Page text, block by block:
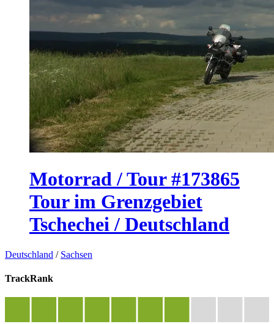
Motorrad / Tour #173865
Tour im Grenzgebiet
Tschechei / Deutschland
Deutschland / Sachsen
TrackRank